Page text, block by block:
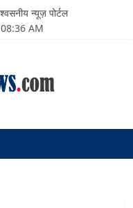
न्यूज़ पोर्टल
AM